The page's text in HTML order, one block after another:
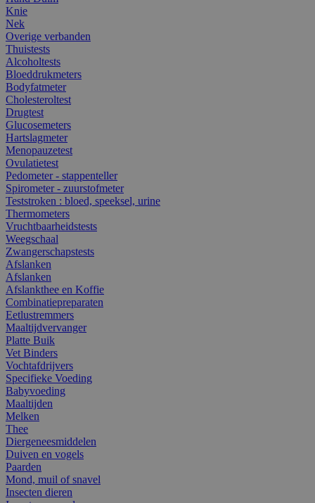
Knie
Nek
Overige verbanden
Thuistests
Alcoholtests
Bloeddrukmeters
Bodyfatmeter
Cholesteroltest
Drugtest
Glucosemeters
Hartslagmeter
Menopauzetest
Ovulatietest
Pedometer - stappenteller
Spirometer - zuurstofmeter
Teststroken : bloed, speeksel, urine
Thermometers
Vruchtbaarheidstests
Weegschaal
Zwangerschapstests
Afslanken
Afslanken
Afslankthee en Koffie
Combinatiepreparaten
Eetlustremmers
Maaltijdvervanger
Platte Buik
Vet Binders
Vochtafdrijvers
Specifieke Voeding
Babyvoeding
Maaltijden
Melken
Thee
Diergeneesmiddelen
Duiven en vogels
Paarden
Mond, muil of snavel
Insecten dieren